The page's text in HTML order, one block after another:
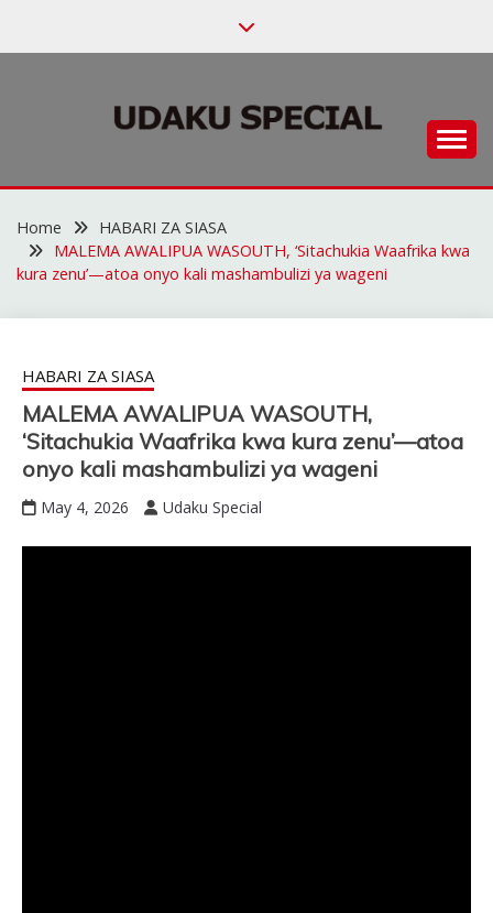
UDAKU SPECIAL
Home
HABARI ZA SIASA
MALEMA AWALIPUA WASOUTH, ‘Sitachukia Waafrika kwa
kura zenu’—atoa onyo kali mashambulizi ya wageni
HABARI ZA SIASA
MALEMA AWALIPUA WASOUTH,
‘Sitachukia Waafrika kwa kura zenu’—atoa
onyo kali mashambulizi ya wageni
May 4, 2026 Udaku Special